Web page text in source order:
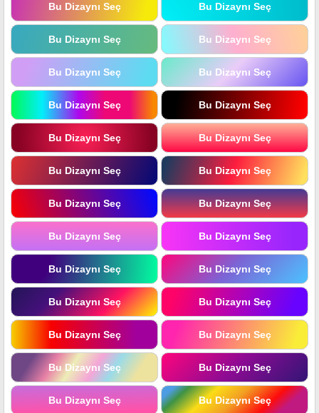
Bu Dizaynı Seç Bu Dizaynı Seç
Bu Dizaynı Seç Bu Dizaynı Seç
Bu Dizaynı Seç Bu Dizaynı Seç
Bu Dizaynı Seç Bu Dizaynı Seç
Bu Dizaynı Seç Bu Dizaynı Seç
Bu Dizaynı Seç Bu Dizaynı Seç
Bu Dizaynı Seç Bu Dizaynı Seç
Bu Dizaynı Seç Bu Dizaynı Seç
Bu Dizaynı Seç Bu Dizaynı Seç
Bu Dizaynı Seç Bu Dizaynı Seç
Bu Dizaynı Seç Bu Dizaynı Seç
Bu Dizaynı Seç Bu Dizaynı Seç
Bu Dizaynı Seç Bu Dizaynı Seç